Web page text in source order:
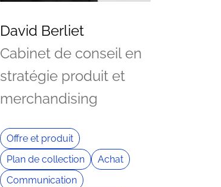
David Berliet
Cabinet de conseil en
stratégie produit et
merchandising
Offre et produit
Plan de collection
Achat
Communication